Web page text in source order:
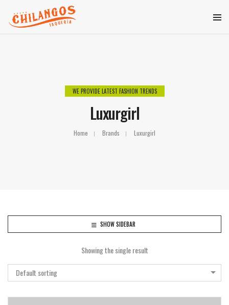
WE PROVIDE LATEST FASHION TRENDS
Luxurgirl
Home Brands Luxurgirl
SHOW SIDEBAR
Showing the single result
Default sorting